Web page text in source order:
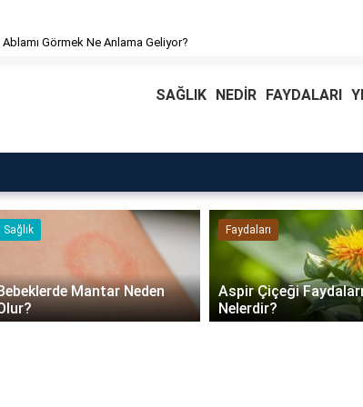
Görmek Ne Anlama Geliyor?
SAĞLIK NEDİR FAYDALARI
Sağlık
Mantar Neden
Faydaları
Aspir Çiçeği Faydaları
Nelerdir?